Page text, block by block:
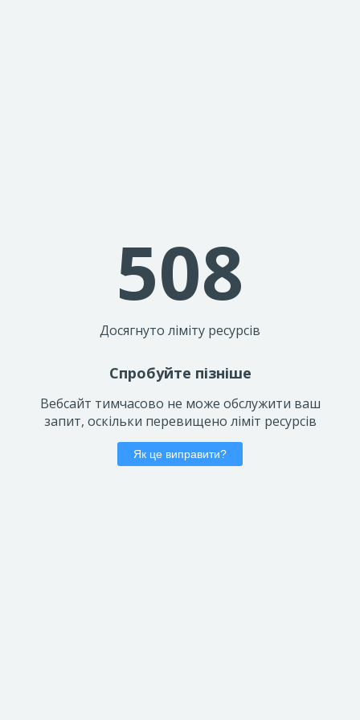
508
Досягнуто ліміту ресурсів
Спробуйте пізніше
Вебсайт тимчасово не може обслужити ваш
запит, оскільки перевищено ліміт ресурсів
Як це виправити?